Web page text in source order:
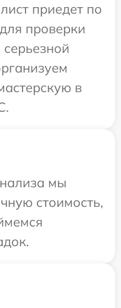
приедет по
проверки
серьезной
в
мы
стоимость,